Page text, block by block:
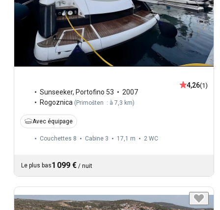
Sunseeker, Portofino 53
2007
Rogoznica (Primošten : à 7,3 km)
4,26(1)
Avec équipage
Couchettes 8 Cabine 3 17,1 m 2 WC
Le plus bas1 099 € / nuit